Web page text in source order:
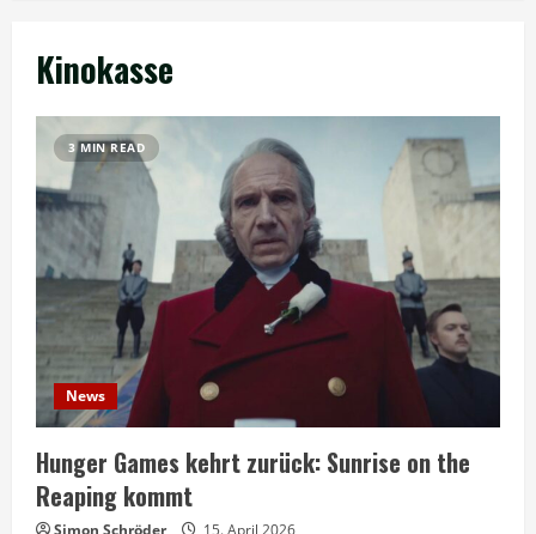
Kinokasse
3 MIN READ
News
Hunger Games kehrt zurück: Sunrise on the
Reaping kommt
Simon Schröder 15. April 2026